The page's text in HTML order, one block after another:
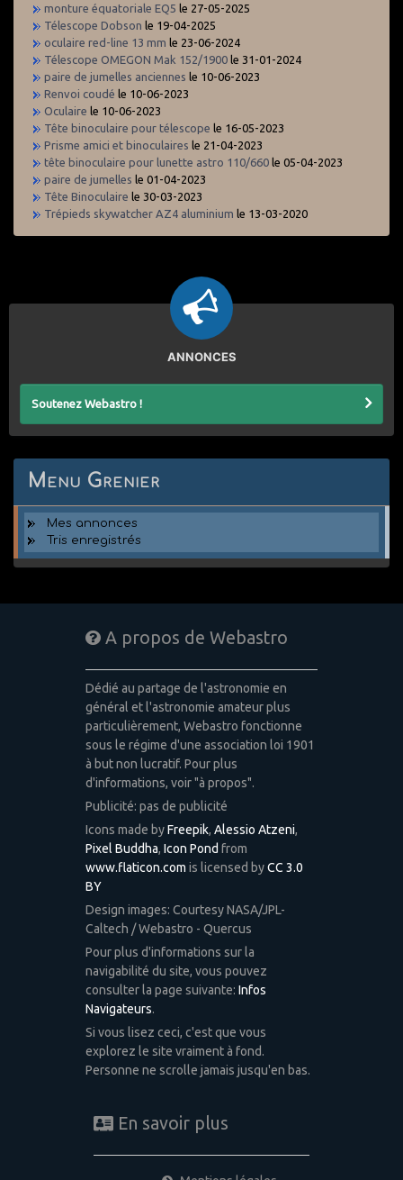
monture équatoriale EQ5 le 27-05-2025
Télescope Dobson le 19-04-2025
oculaire red-line 13 mm le 23-06-2024
Télescope OMEGON Mak 152/1900 le 31-01-2024
paire de jumelles anciennes le 10-06-2023
Renvoi coudé le 10-06-2023
Oculaire le 10-06-2023
Tête binoculaire pour télescope le 16-05-2023
Prisme amici et binoculaires le 21-04-2023
tête binoculaire pour lunette astro 110/660 le 05-04-2023
paire de jumelles le 01-04-2023
Tête Binoculaire le 30-03-2023
Trépieds skywatcher AZ4 aluminium le 13-03-2020
ANNONCES
Soutenez Webastro !
Menu Grenier
Mes annonces
Tris enregistrés
A propos de Webastro
Dédié au partage de l'astronomie en
général et l'astronomie amateur plus
particulièrement, Webastro fonctionne
sous le régime d'une association loi 1901
à but non lucratif. Pour plus
d'informations, voir "à propos".
Publicité: pas de publicité
Icons made byFreepik, Alessio Atzeni,
Pixel Buddha, Icon Pond from
www.flaticon.com is licensed byCC 3.0
BY
Design images: Courtesy NASA/JPL-
Caltech / Webastro - Quercus
Pour plus d'informations sur la
navigabilité du site, vous pouvez
consulter la page suivante: Infos
Navigateurs.
Si vous lisez ceci, c'est que vous
explorez le site vraiment à fond.
Personne ne scrolle jamais jusqu'en bas.
En savoir plus